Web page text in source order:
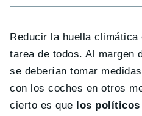
Reducir la huella
tarea de todos. Al margen
se deberían tomar
con los coches en otros
cierto es que
los